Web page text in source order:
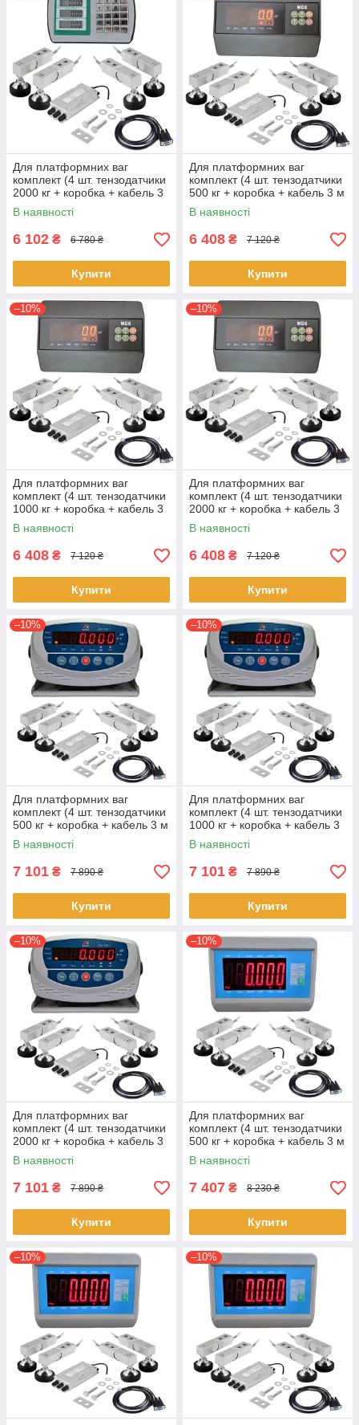
Для платформних ваг
комплект (4 шт. тензодатчики
2000 кг + коробка + кабель 3
м + Djen Fa A9 — Україна)
В наявності
6 102 ₴ 6 780 ₴
Купити
Для платформних ваг
комплект (4 шт. тензодатчики
500 кг + коробка + кабель 3 м
+ Zemic MВ6)
В наявності
6 408 ₴ 7 120 ₴
Купити
–10%
Для платформних ваг
комплект (4 шт. тензодатчики
1000 кг + коробка + кабель 3
м + Zemic MВ6)
В наявності
6 408 ₴ 7 120 ₴
Купити
–10%
Для платформних ваг
комплект (4 шт. тензодатчики
2000 кг + коробка + кабель 3
м + Zemic MВ6)
В наявності
6 408 ₴ 7 120 ₴
Купити
–10%
Для платформних ваг
комплект (4 шт. тензодатчики
500 кг + коробка + кабель 3 м
+ Keli XK3118T1)
В наявності
7 101 ₴ 7 890 ₴
Купити
–10%
Для платформних ваг
комплект (4 шт. тензодатчики
1000 кг + коробка + кабель 3
м + Keli XK3118T1)
В наявності
7 101 ₴ 7 890 ₴
Купити
–10%
Для платформних ваг
комплект (4 шт. тензодатчики
2000 кг + коробка + кабель 3
м + Keli XK3118T1)
В наявності
7 101 ₴ 7 890 ₴
Купити
–10%
Для платформних ваг
комплект (4 шт. тензодатчики
500 кг + коробка + кабель 3 м
+ T7E)
В наявності
7 407 ₴ 8 230 ₴
Купити
–10% –10%